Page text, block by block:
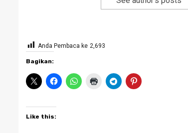
Anda Pembaca ke 2,693
Bagikan:
Like this: